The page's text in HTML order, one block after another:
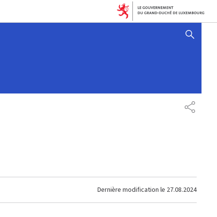
AFFICHER / MASQUER
Dernière modification le 27.08.2024